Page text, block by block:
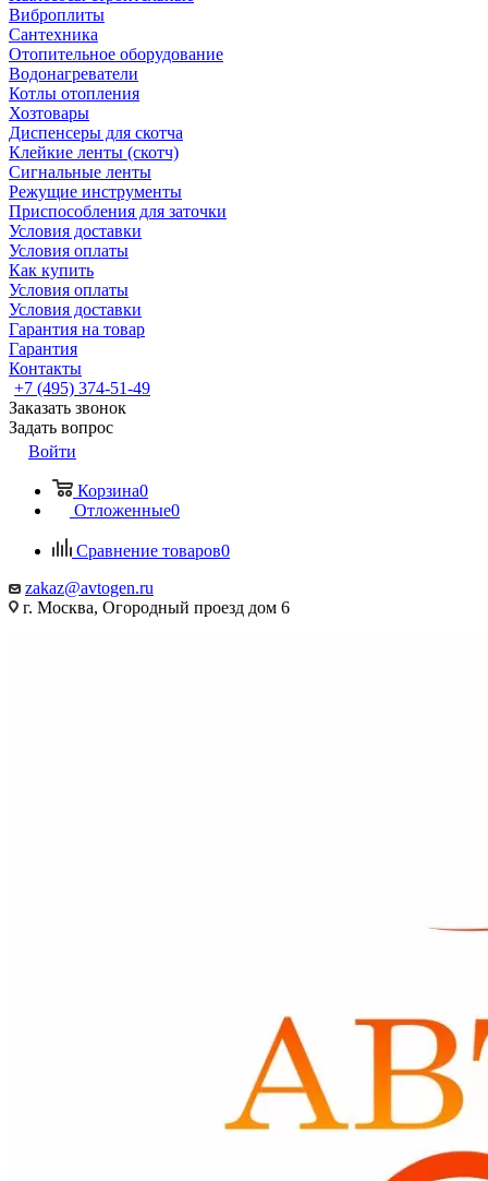
Виброплиты
Сантехника
Отопительное оборудование
Водонагреватели
Котлы отопления
Хозтовары
Диспенсеры для скотча
Клейкие ленты (скотч)
Сигнальные ленты
Режущие инструменты
Приспособления для заточки
Условия доставки
Условия оплаты
Как купить
Условия оплаты
Условия доставки
Гарантия на товар
Гарантия
Контакты
+7 (495) 374-51-49
Заказать звонок
Задать вопрос
Войти
Корзина0
Отложенные0
Сравнение товаров0
zakaz@avtogen.ru
г. Москва, Огородный проезд дом 6